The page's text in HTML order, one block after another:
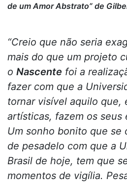
de um Amor Abstrato” de
“Creio que não seria
mais do que um projeto
o Nascente foi a
fazer com que a
tornar visível aquilo que,
artísticas, fazem os seus
Um sonho bonito que se
de pesadelo com que a
Brasil de hoje, tem que
momentos de vigília.